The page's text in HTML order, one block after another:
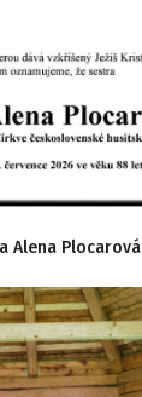
Alena Plocarová